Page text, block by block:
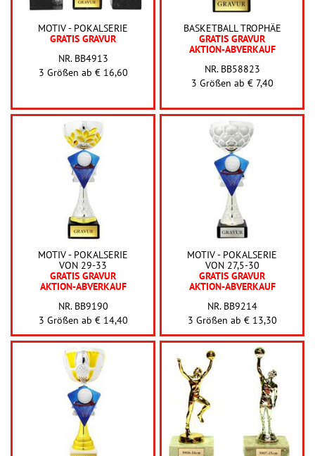
MOTIV - POKALSERIE
GRATIS GRAVUR
NR. BB4913
3 Größen ab € 16,60
BASKETBALL TROPHÄE
GRATIS GRAVUR
AKTION-ABVERKAUF
NR. BB58823
3 Größen ab € 7,40
MOTIV - POKALSERIE
VON 29-33
GRATIS GRAVUR
AKTION-ABVERKAUF
NR. BB9190
3 Größen ab € 14,40
MOTIV - POKALSERIE
VON 27,5-30
GRATIS GRAVUR
AKTION-ABVERKAUF
NR. BB9214
3 Größen ab € 13,30